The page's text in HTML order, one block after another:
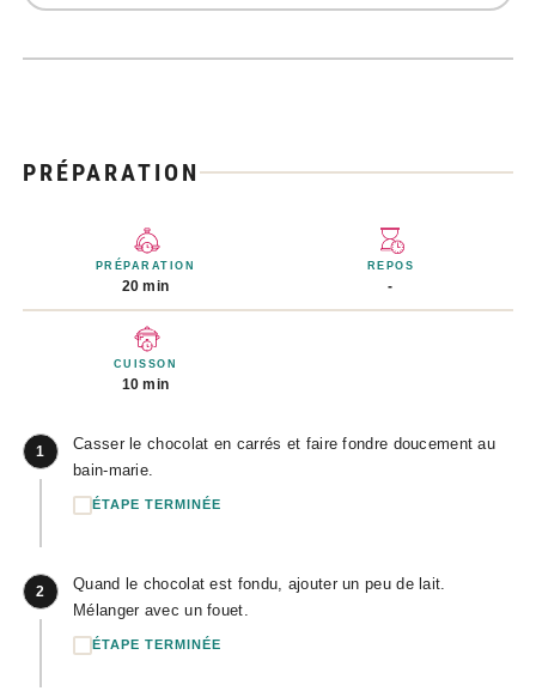
PRÉPARATION
PRÉPARATION
20 min
REPOS
-
CUISSON
10 min
1
Casser le chocolat en carrés et faire fondre doucement au
bain-marie.
ÉTAPE TERMINÉE
2
Quand le chocolat est fondu, ajouter un peu de lait.
Mélanger avec un fouet.
ÉTAPE TERMINÉE